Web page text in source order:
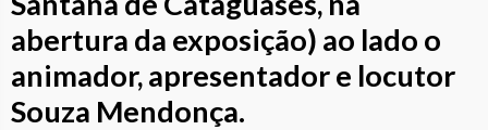
abertura da exposição) ao lado o
animador, apresentador e locutor
Souza Mendonça.